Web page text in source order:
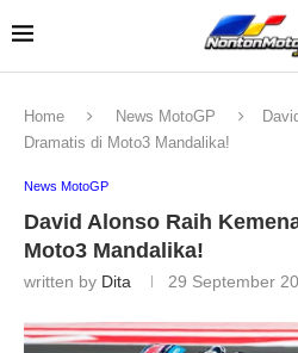
Home News MotoGP
Dramatis di Moto3 Mandalika!
News MotoGP
David Alonso Raih
Moto3 Mandalika!
written by Dita 29 September